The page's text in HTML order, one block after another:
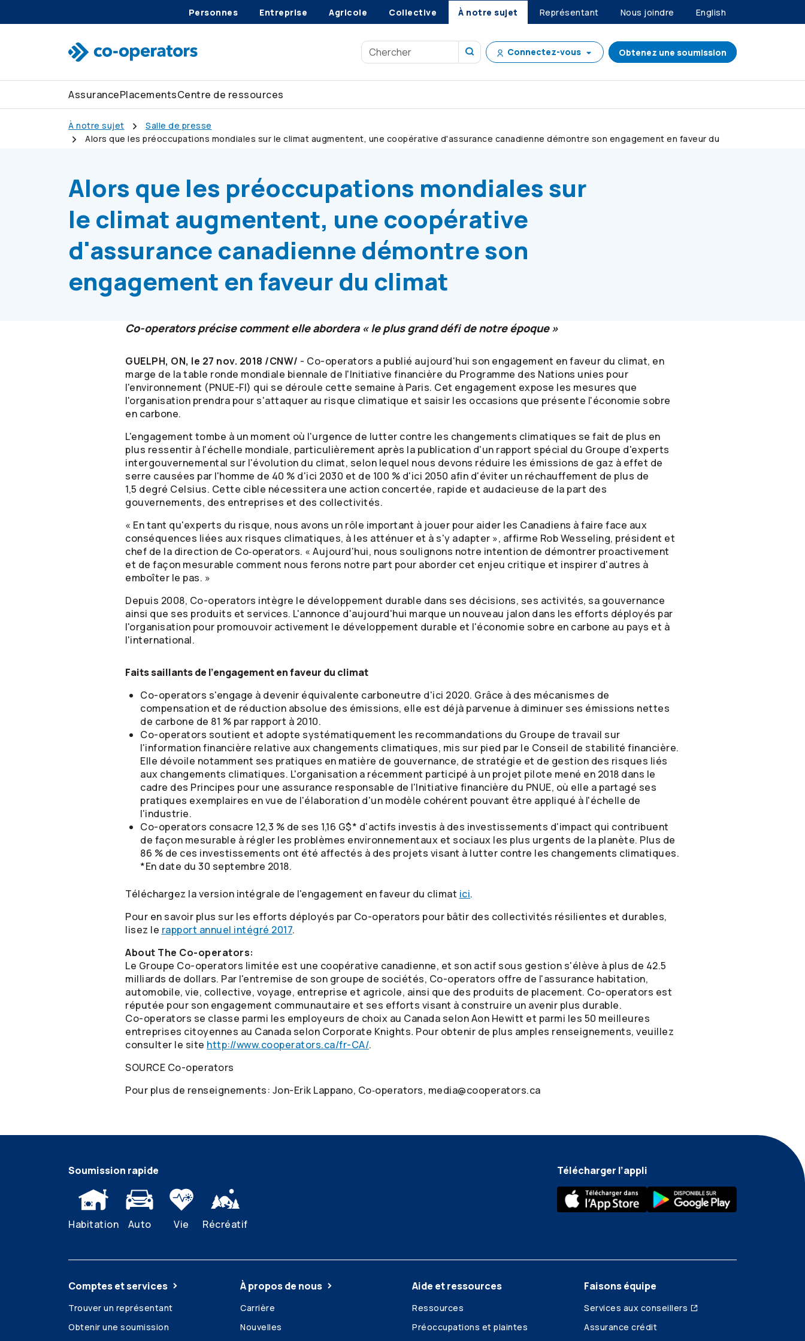
Personnes Entreprise Agricole Collective À notre sujet Représentant Nous joindre English
Connectez-vous Obtenez une soumission
AssurancePlacementsCentre de ressources
À notre sujet
Salle de presse
Alors que les préoccupations mondiales sur le climat augmentent, une coopérative d'assurance canadienne démontre son engagement en faveur du
Alors que les préoccupations mondiales sur
le climat augmentent, une coopérative
d'assurance canadienne démontre son
engagement en faveur du climat
Co-operatorsprécise comment elle abordera « le plus grand défi de notre époque »
GUELPH, ON, le 27 nov. 2018 /CNW/ - Co-operators a publié aujourd'hui son engagement en faveur du climat, en
marge de la table ronde mondiale biennale de l'Initiative financière du Programme des Nations unies pour
l'environnement (PNUE-FI) qui se déroule cette semaine à Paris. Cet engagement expose les mesures que
l'organisation prendra pour s'attaquer au risque climatique et saisir les occasions que présente l'économie sobre
en carbone.
L'engagement tombe à un moment où l'urgence de lutter contre les changements climatiques se fait de plus en
plus ressentir à l'échelle mondiale, particulièrement après la publication d'un rapport spécial du Groupe d'experts
intergouvernemental sur l'évolution du climat, selon lequel nous devons réduire les émissions de gaz à effet de
serre causées par l'homme de 40 % d'ici 2030 et de 100 % d'ici 2050 afin d'éviter un réchauffement de plus de
1,5 degré Celsius. Cette cible nécessitera une action concertée, rapide et audacieuse de la part des
gouvernements, des entreprises et des collectivités.
« En tant qu'experts du risque, nous avons un rôle important à jouer pour aider les Canadiens à faire face aux
conséquences liées aux risques climatiques, à les atténuer et à s'y adapter », affirme Rob Wesseling, président et
chef de la direction de Co‑operators. « Aujourd'hui, nous soulignons notre intention de démontrer proactivement
et de façon mesurable comment nous ferons notre part pour aborder cet enjeu critique et inspirer d'autres à
emboîter le pas. »
Depuis 2008, Co-operators intègre le développement durable dans ses décisions, ses activités, sa gouvernance
ainsi que ses produits et services. L'annonce d'aujourd'hui marque un nouveau jalon dans les efforts déployés par
l'organisation pour promouvoir activement le développement durable et l'économie sobre en carbone au pays et à
l'international.
Faits saillants de l'engagement en faveur du climat
Co-operators s'engage à devenir équivalente carboneutre d'ici 2020. Grâce à des mécanismes de
compensation et de réduction absolue des émissions, elle est déjà parvenue à diminuer ses émissions nettes
de carbone de 81 % par rapport à 2010.
Co-operators soutient et adopte systématiquement les recommandations du Groupe de travail sur
l'information financière relative aux changements climatiques, mis sur pied par le Conseil de stabilité financière.
Elle dévoile notamment ses pratiques en matière de gouvernance, de stratégie et de gestion des risques liés
aux changements climatiques. L'organisation a récemment participé à un projet pilote mené en 2018 dans le
cadre des Principes pour une assurance responsable de l'Initiative financière du PNUE, où elle a partagé ses
pratiques exemplaires en vue de l'élaboration d'un modèle cohérent pouvant être appliqué à l'échelle de
l'industrie.
Co-operators consacre 12,3 % de ses 1,16 G$* d'actifs investis à des investissements d'impact qui contribuent
de façon mesurable à régler les problèmes environnementaux et sociaux les plus urgents de la planète. Plus de
86 % de ces investissements ont été affectés à des projets visant à lutter contre les changements climatiques.
*En date du 30 septembre 2018.
Téléchargez la version intégrale de l'engagement en faveur du climat ici.
Pour en savoir plus sur les efforts déployés par Co-operators pour bâtir des collectivités résilientes et durables,
lisez le rapport annuel intégré 2017.
About The Co-operators:
Le Groupe Co-operators limitée est une coopérative canadienne, et son actif sous gestion s'élève à plus de 42.5
milliards de dollars. Par l'entremise de son groupe de sociétés, Co-operators offre de l'assurance habitation,
automobile, vie, collective, voyage, entreprise et agricole, ainsi que des produits de placement. Co-operators est
réputée pour son engagement communautaire et ses efforts visant à construire un avenir plus durable.
Co-operators se classe parmi les employeurs de choix au Canada selon Aon Hewitt et parmi les 50 meilleures
entreprises citoyennes au Canada selon Corporate Knights. Pour obtenir de plus amples renseignements, veuillez
consulter le site http://www.cooperators.ca/fr-CA/.
SOURCE Co-operators
Pour plus de renseignements: Jon-Erik Lappano, Co‑operators, media@cooperators.ca
Soumission rapide
Habitation Auto Vie Récréatif
Télécharger l’appli
Comptes et services
Trouver un représentant
Obtenir une soumission
À propos de nous
Carrière
Nouvelles
Aide et ressources
Ressources
Préoccupations et plaintes
Faisons équipe
Services aux conseillers
Assurance crédit